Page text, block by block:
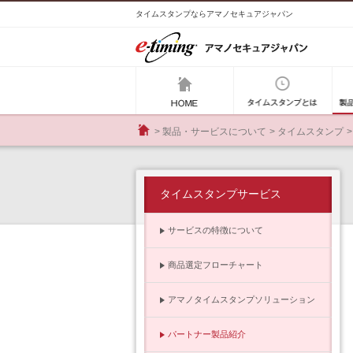
タイムスタンプならアマノセキュアジャパン
e-timig
HOME
製品・サービスについて タイムスタンプ
タイムスタンプサービス
サービスの特徴について
商品選定フローチャート
アマノタイムスタンプソリューション
パートナー製品紹介